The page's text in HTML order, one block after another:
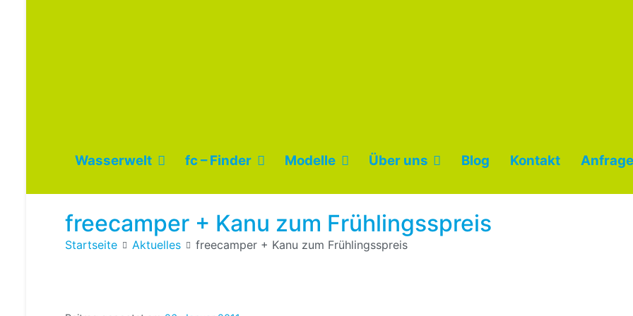
Wasserwelt fc – Finder Modelle Über uns Blog Kontakt
freecamper + Kanu zum Frühlingsspreis
Startseite Aktuelles freecamper + Kanu zum Frühlingsspreis